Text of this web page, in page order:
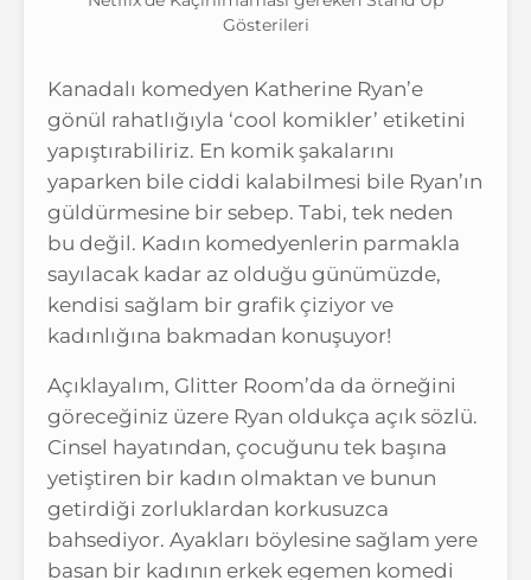
Gösterileri
Kanadalı komedyen Katherine Ryan’e
gönül rahatlığıyla ‘cool komikler’ etiketini
yapıştırabiliriz. En komik şakalarını
yaparken bile ciddi kalabilmesi bile Ryan’ın
güldürmesine bir sebep. Tabi, tek neden
bu değil. Kadın komedyenlerin parmakla
sayılacak kadar az olduğu günümüzde,
kendisi sağlam bir grafik çiziyor ve
kadınlığına bakmadan konuşuyor!
Açıklayalım, Glitter Room’da da örneğini
göreceğiniz üzere Ryan oldukça açık sözlü.
Cinsel hayatından, çocuğunu tek başına
yetiştiren bir kadın olmaktan ve bunun
getirdiği zorluklardan korkusuzca
bahsediyor. Ayakları böylesine sağlam yere
basan bir kadının erkek egemen komedi